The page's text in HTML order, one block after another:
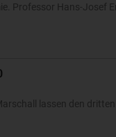
Professor Hans-Josef
lassen den